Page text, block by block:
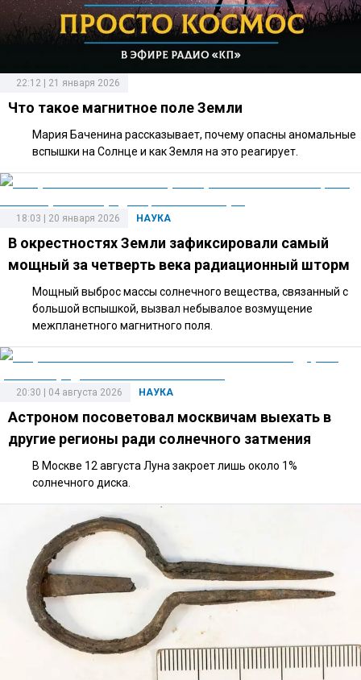
22:12 | 21 января 2026
Что такое магнитное поле Земли
Мария Баченина рассказывает, почему опасны аномальные
вспышки на Солнце и как Земля на это реагирует.
НАУКА
18:03 | 20 января 2026
В окрестностях Земли зафиксировали самый
мощный за четверть века радиационный шторм
Мощный выброс массы солнечного вещества, связанный с
большой вспышкой, вызвал небывалое возмущение
межпланетного магнитного поля.
НАУКА
20:30 | 04 августа 2026
Астроном посоветовал москвичам выехать в
другие регионы ради солнечного затмения
В Москве 12 августа Луна закроет лишь около 1%
солнечного диска.